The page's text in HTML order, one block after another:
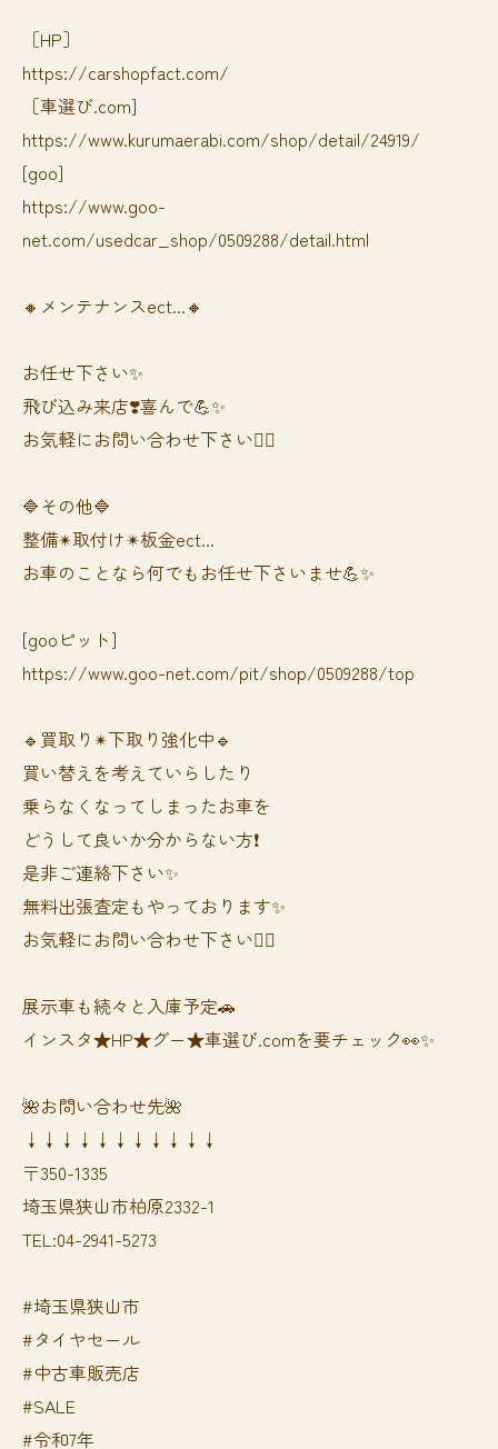
［HP］
https://carshopfact.com/
［車選び.com]
https://www.kurumaerabi.com/shop/detail/24919/
[goo]
https://www.goo-
net.com/usedcar_shop/0509288/detail.html
🔸メンテナンスect...🔸
お任せ下さい✨
飛び込み来店❣️喜んで💪✨
お気軽にお問い合わせ下さい🙆‍♀️
🔷その他🔷
整備✴︎取付け✴︎板金ect...
お車のことなら何でもお任せ下さいませ💪✨
[gooピット]
https://www.goo-net.com/pit/shop/0509288/top
🔹買取り✴︎下取り強化中🔹
買い替えを考えていらしたり
乗らなくなってしまったお車を
どうして良いか分からない方❗️
是非ご連絡下さい✨
無料出張査定もやっております✨
お気軽にお問い合わせ下さい🙆‍♀️
展示車も続々と入庫予定🚗
インスタ★HP★グー★車選び.comを要チェック👀✨
🌺お問い合わせ先🌺
↓↓↓↓↓↓↓↓↓↓↓
〒350-1335
埼玉県狭山市柏原2332-1
TEL:04-2941-5273
#埼玉県狭山市
#タイヤセール
#中古車販売店
#SALE
#令和7年